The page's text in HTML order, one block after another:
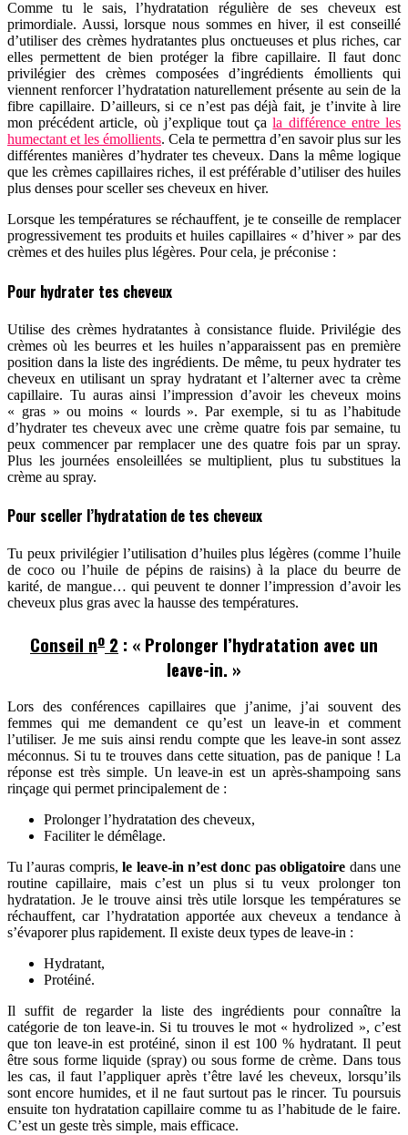
Comme tu le sais, l’hydratation régulière de ses cheveux est
primordiale. Aussi, lorsque nous sommes en hiver, il est conseillé
d’utiliser des crèmes hydratantes plus onctueuses et plus riches, car
elles permettent de bien protéger la fibre capillaire. Il faut donc
privilégier des crèmes composées d’ingrédients émollients qui
viennent renforcer l’hydratation naturellement présente au sein de la
fibre capillaire. D’ailleurs, si ce n’est pas déjà fait, je t’invite à lire
mon précédent article, où j’explique tout çala différence entre les
humectant et les émollients. Cela te permettra d’en savoir plus sur les
différentes manières d’hydrater tes cheveux. Dans la même logique
que les crèmes capillaires riches, il est préférable d’utiliser des huiles
plus denses pour sceller ses cheveux en hiver.
Lorsque les températures se réchauffent, je te conseille de remplacer
progressivement tes produits et huiles capillaires « d’hiver » par des
crèmes et des huiles plus légères. Pour cela, je préconise :
Pour hydrater tes cheveux
Utilise des crèmes hydratantes à consistance fluide. Privilégie des
crèmes où les beurres et les huiles n’apparaissent pas en première
position dans la liste des ingrédients. De même, tu peux hydrater tes
cheveux en utilisant un spray hydratant et l’alterner avec ta crème
capillaire. Tu auras ainsi l’impression d’avoir les cheveux moins
« gras » ou moins « lourds ». Par exemple, si tu as l’habitude
d’hydrater tes cheveux avec une crème quatre fois par semaine, tu
peux commencer par remplacer une des quatre fois par un spray.
Plus les journées ensoleillées se multiplient, plus tu substitues la
crème au spray.
Pour sceller l’hydratation de tes cheveux
Tu peux privilégier l’utilisation d’huiles plus légères (comme l’huile
de coco ou l’huile de pépins de raisins) à la place du beurre de
karité, de mangue… qui peuvent te donner l’impression d’avoir les
cheveux plus gras avec la hausse des températures.
Conseil no 2 : « Prolonger l’hydratation avec un
leave-in. »
Lors des conférences capillaires que j’anime, j’ai souvent des
femmes qui me demandent ce qu’est un leave-in et comment
l’utiliser. Je me suis ainsi rendu compte que les leave-in sont assez
méconnus. Si tu te trouves dans cette situation, pas de panique ! La
réponse est très simple. Un leave-in est un après-shampoing sans
rinçage qui permet principalement de :
Prolonger l’hydratation des cheveux,
Faciliter le démêlage.
Tu l’auras compris,le leave-in n’est donc pas obligatoire dans une
routine capillaire, mais c’est un plus si tu veux prolonger ton
hydratation. Je le trouve ainsi très utile lorsque les températures se
réchauffent, car l’hydratation apportée aux cheveux a tendance à
s’évaporer plus rapidement. Il existe deux types de leave-in :
Hydratant,
Protéiné.
Il suffit de regarder la liste des ingrédients pour connaître la
catégorie de ton leave-in. Si tu trouves le mot « hydrolized », c’est
que ton leave-in est protéiné, sinon il est 100 % hydratant. Il peut
être sous forme liquide (spray) ou sous forme de crème. Dans tous
les cas, il faut l’appliquer après t’être lavé les cheveux, lorsqu’ils
sont encore humides, et il ne faut surtout pas le rincer. Tu poursuis
ensuite ton hydratation capillaire comme tu as l’habitude de le faire.
C’est un geste très simple, mais efficace.